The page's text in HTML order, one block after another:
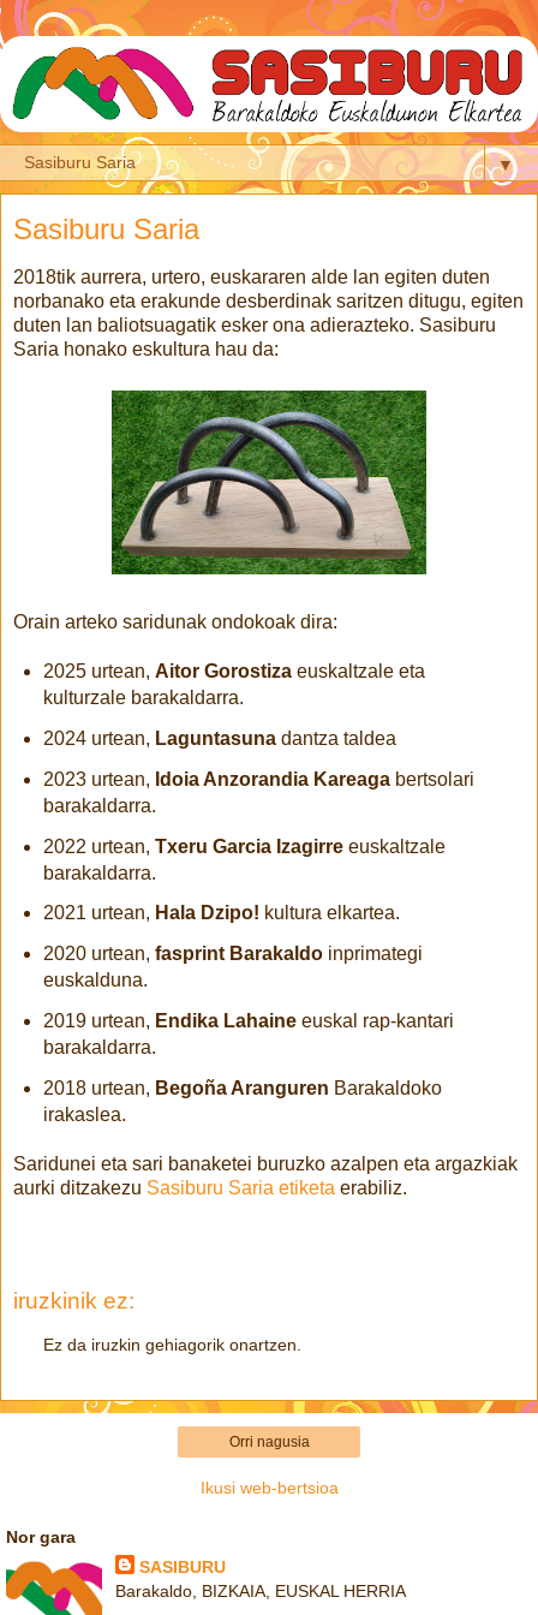
▼
Sasiburu Saria
2018tik aurrera, urtero, euskararen alde lan egiten duten
norbanako eta erakunde desberdinak saritzen ditugu, egiten
duten lan baliotsuagatik esker ona adierazteko. Sasiburu
Saria honako eskultura hau da:
Orain arteko saridunak ondokoak dira:
2025 urtean, Aitor Gorostizaeuskaltzale eta
kulturzale barakaldarra.
2024 urtean, Laguntasunadantza taldea
2023 urtean, Idoia Anzorandia Kareagabertsolari
barakaldarra.
2022 urtean, Txeru Garcia Izagirreeuskaltzale
barakaldarra.
2021 urtean, Hala Dzipo! kultura elkartea.
2020 urtean, fasprint Barakaldoinprimategi
euskalduna.
2019 urtean, Endika Lahaineeuskal rap-kantari
barakaldarra.
2018 urtean, Begoña Aranguren Barakaldoko
irakaslea.
Saridunei eta sari banaketei buruzko azalpen eta argazkiak
aurki ditzakezu Sasiburu Saria etiketa erabiliz.
iruzkinik ez:
Ez da iruzkin gehiagorik onartzen.
Orri nagusia
Ikusi web-bertsioa
Nor gara
SASIBURU
Barakaldo, BIZKAIA, EUSKAL HERRIA